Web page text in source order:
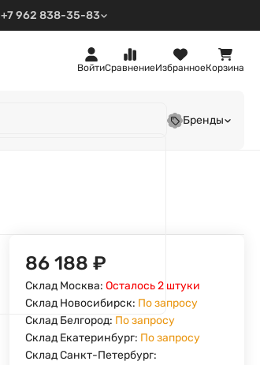
+7 962 838-35-83
ВойтиСравнениеИзбранноеКорзина
Бренды
86 188₽
Склад Москва:Осталось 2 штуки
Склад Новосибирск: По запросу
Склад Белгород: По запросу
Склад Екатеринбург: По запросу
Склад Санкт-Петербург: